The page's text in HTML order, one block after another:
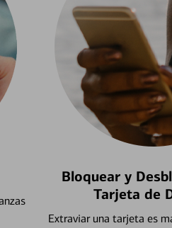
Bloquear y
Tarjeta de
Extraviar una tarjeta es